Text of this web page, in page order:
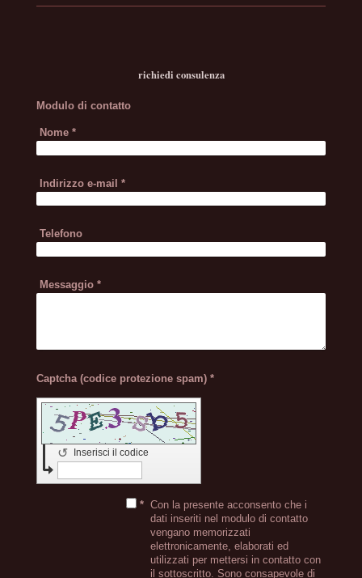
richiedi consulenza
Modulo di contatto
Nome*
Indirizzo e-mail *
Telefono
Messaggio*
Captcha (codice protezione spam) *
Inserisci il codice
↺
* Con la presente acconsento che i
dati inseriti nel modulo di contatto
vengano memorizzati
elettronicamente, elaborati ed
utilizzati per mettersi in contatto con
il sottoscritto. Sono consapevole di